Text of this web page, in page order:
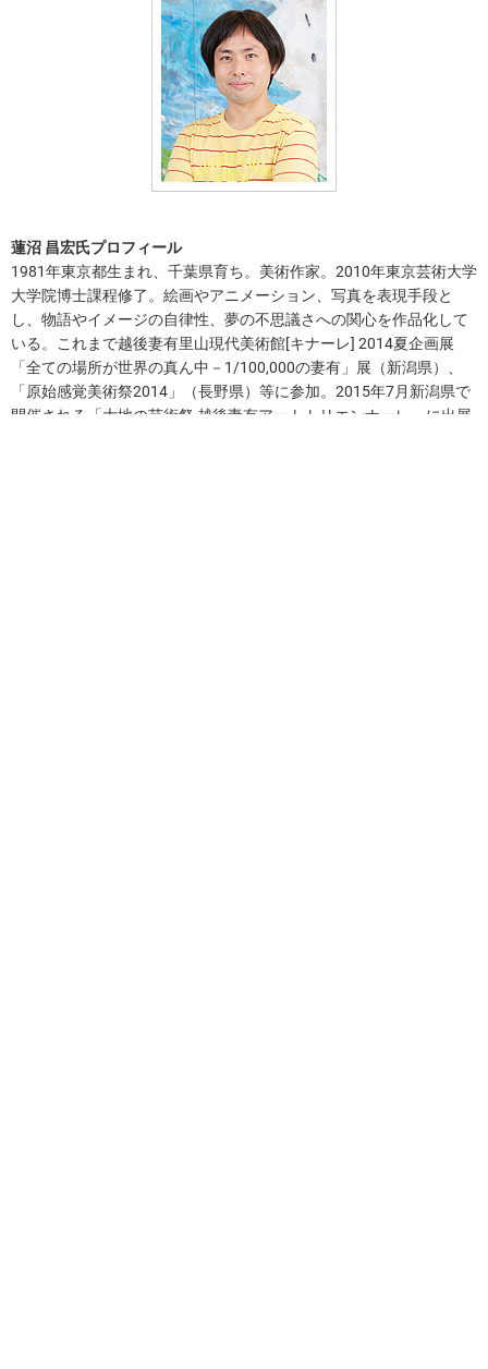
蓮沼 昌宏氏プロフィール
1981年東京都生まれ、千葉県育ち。美術作家。2010年東京芸術大学
大学院博士課程修了。絵画やアニメーション、写真を表現手段と
し、物語やイメージの自律性、夢の不思議さへの関心を作品化して
いる。これまで越後妻有里山現代美術館[キナーレ] 2014夏企画展
「全ての場所が世界の真ん中－1/100,000の妻有」展（新潟県）、
「原始感覚美術祭2014」（長野県）等に参加。2015年7月新潟県で
開催される「大地の芸術祭 越後妻有アートトリエンナーレ」に出展